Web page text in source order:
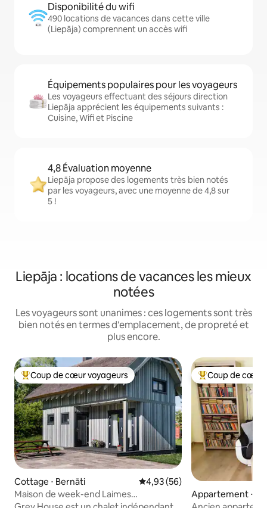
Disponibilité du wifi
490 locations de vacances dans cette ville
(Liepāja) comprennent un accès wifi
Équipements populaires pour les voyageurs
Les voyageurs effectuant des séjours direction
Liepāja apprécient les équipements suivants :
Cuisine, Wifi et Piscine
4,8 Évaluation moyenne
Liepāja propose des logements très bien notés
par les voyageurs, avec une moyenne de 4,8 sur
5 !
Liepāja : locations de vacances les mieux
notées
Les voyageurs sont unanimes : ces logements sont très
bien notés en termes d'emplacement, de propreté et
plus encore.
Coups de cœur voyageurs les plus appréciés
Coup de cœur voyageurs
Cottage ⋅ Bernāti Évaluation moyenne sur la
4,93 (56)
Maison de week-end Laimes
Stari/Maison grise
Coups de cœur
Coup de cœur
Appartement ⋅